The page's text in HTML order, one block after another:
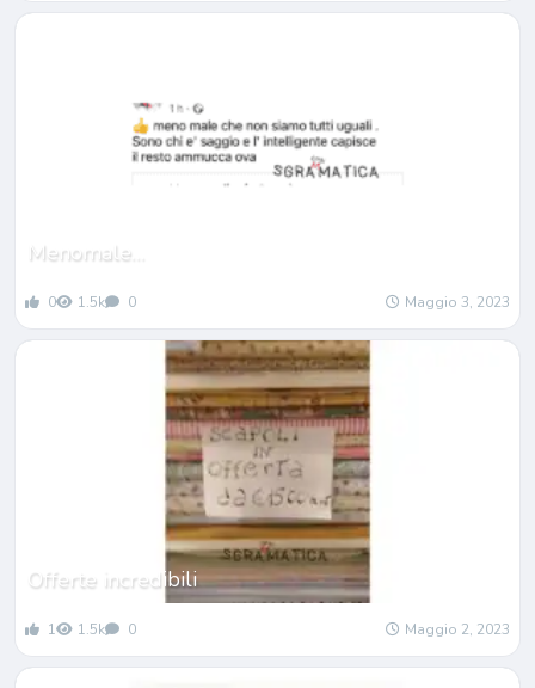
Menomale…
0 1.5k 0 Maggio 3, 2023
Offerte incredibili
1 1.5k 0 Maggio 2, 2023